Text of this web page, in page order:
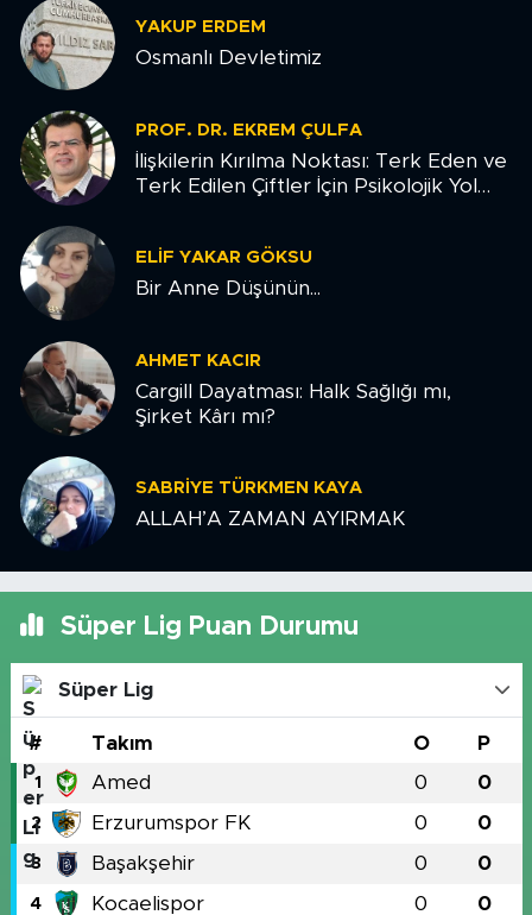
YAKUP ERDEM
Osmanlı Devletimiz
PROF. DR. EKREM ÇULFA
İlişkilerin Kırılma Noktası: Terk Eden ve
Terk Edilen Çiftler İçin Psikolojik Yol
ELIF YAKAR GÖKSU
Bir Anne Düşünün...
AHMET KACIR
Cargill Dayatması: Halk Sağlığı mı,
Şirket Kârı mı?
SABRIYE TÜRKMEN KAYA
ALLAH’A ZAMAN AYIRMAK
Süper Lig Puan Durumu
Süper Lig
# Takım O P
1 Amed 0 0
2 Erzurumspor FK 0 0
3 Başakşehir 0 0
4 Kocaelispor 0 0